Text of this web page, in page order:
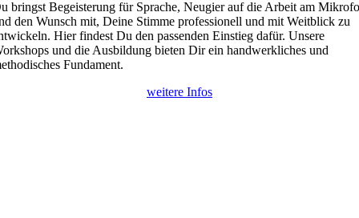
bringst Begeisterung für Sprache, Neugier auf die Arbeit am
den Wunsch mit, Deine Stimme professionell und mit Weitblick zu
Hier findest Du den passenden Einstieg dafür. Unsere
und die Ausbildung bieten Dir ein handwerkliches und
Fundament.
weitere Infos